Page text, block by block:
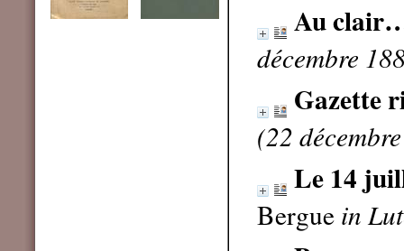
Au
décembre
Gazette
(22
Le 14
Bergue in